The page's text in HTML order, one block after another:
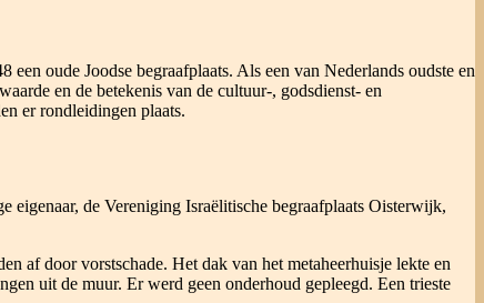
oude Joodse begraafplaats. Als een van Nederlands oudste en
en de betekenis van de cultuur-, godsdienst- en
er rondleidingen plaats.
eigenaar, de Vereniging Israëlitische begraafplaats Oisterwijk,
af door vorstschade. Het dak van het metaheerhuisje lekte en
uit de muur. Er werd geen onderhoud gepleegd. Een trieste